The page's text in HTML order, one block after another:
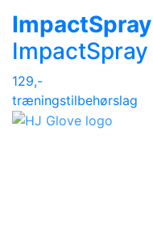
ImpactSpray
ImpactSpray
129,-
træningstilbehørslag